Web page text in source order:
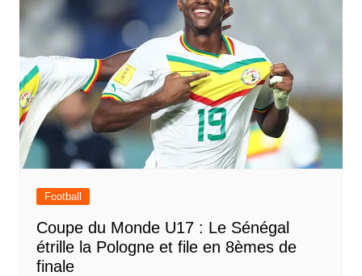
Football
Coupe du Monde U17 : Le Sénégal
étrille la Pologne et file en 8èmes de
finale